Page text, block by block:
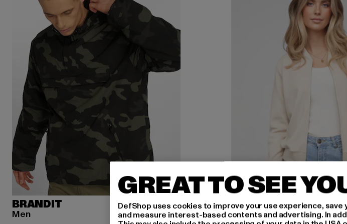
BRANDIT
Men
GREAT TO SEE
DefShop uses cookies to improve your use experience,
and measure interest-based contents and advertising. In